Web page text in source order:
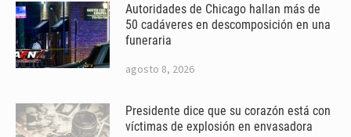
Autoridades de Chicago hallan más de
50 cadáveres en descomposición en una
funeraria
agosto 8, 2026
Presidente dice que su corazón está con
víctimas de explosión en envasadora